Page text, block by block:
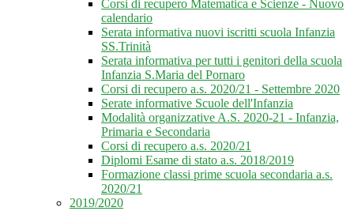
Corsi di recupero Matematica e Scienze - Nuovo
calendario
Serata informativa nuovi iscritti scuola Infanzia
SS.Trinità
Serata informativa per tutti i genitori della scuola
Infanzia S.Maria del Pornaro
Corsi di recupero a.s. 2020/21 - Settembre 2020
Serate informative Scuole dell'Infanzia
Modalità organizzative A.S. 2020-21 - Infanzia,
Primaria e Secondaria
Corsi di recupero a.s. 2020/21
Diplomi Esame di stato a.s. 2018/2019
Formazione classi prime scuola secondaria a.s.
2020/21
2019/2020